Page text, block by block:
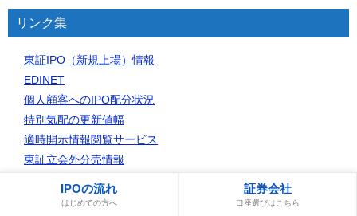
リンク集
東証IPO（新規上場）情報
EDINET
個人顧客へのIPO配分状況
特別気配の更新値幅
適時開示情報閲覧サービス
東証立会外分売情報
日銀ETF買入結果速報
日々公表銘柄
IPOの流れ
はじめての方へ
証券会社
口座選びはこちら